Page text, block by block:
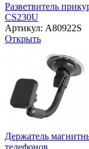
Разветвитель
CS230U
Артикул: A80922S
Открыть
Держатель
телефонов